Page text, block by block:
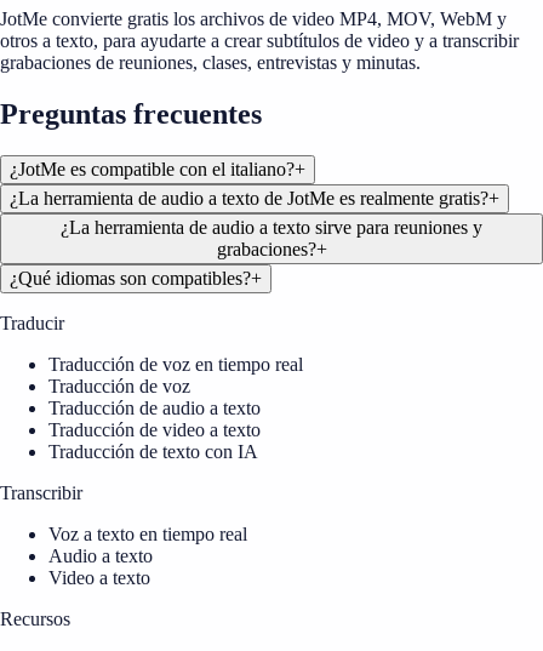
JotMe convierte gratis los archivos de video MP4, MOV, WebM y
otros a texto, para ayudarte a crear subtítulos de video y a transcribir
grabaciones de reuniones, clases, entrevistas y minutas.
Preguntas frecuentes
¿JotMe es compatible con el italiano?+
¿La herramienta de audio a texto de JotMe es realmente gratis?+
¿La herramienta de audio a texto sirve para reuniones y
grabaciones?+
¿Qué idiomas son compatibles?+
Traducir
Traducción de voz en tiempo real
Traducción de voz
Traducción de audio a texto
Traducción de video a texto
Traducción de texto con IA
Transcribir
Voz a texto en tiempo real
Audio a texto
Video a texto
Recursos